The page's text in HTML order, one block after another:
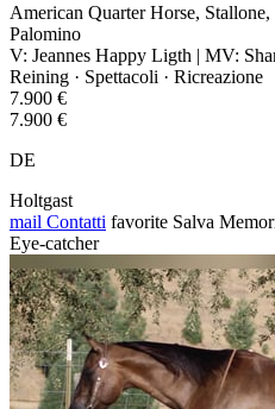
American Quarter Horse,
Palomino
V: Jeannes Happy Ligth | MV:
Reining · Spettacoli · Ricreazione
7.900 €
7.900 €
DE
Holtgast
mail Contatti favorite Salva
Eye-catcher